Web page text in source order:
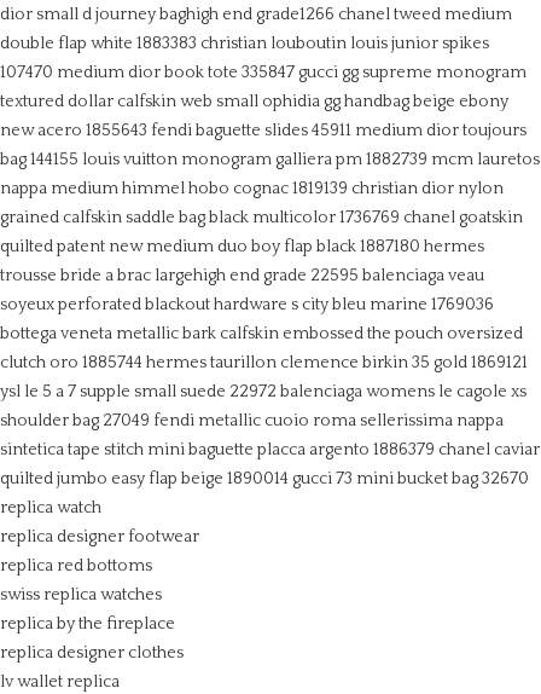
dior small d journey baghigh end grade1266 chanel tweed medium
double flap white 1883383 christian louboutin louis junior spikes
107470 medium dior book tote 335847 gucci gg supreme monogram
textured dollar calfskin web small ophidia gg handbag beige ebony
new acero 1855643 fendi baguette slides 45911 medium dior toujours
bag 144155 louis vuitton monogram galliera pm 1882739 mcm lauretos
nappa medium himmel hobo cognac 1819139 christian dior nylon
grained calfskin saddle bag black multicolor 1736769 chanel goatskin
quilted patent new medium duo boy flap black 1887180 hermes
trousse bride a brac largehigh end grade 22595 balenciaga veau
soyeux perforated blackout hardware s city bleu marine 1769036
bottega veneta metallic bark calfskin embossed the pouch oversized
clutch oro 1885744 hermes taurillon clemence birkin 35 gold 1869121
ysl le 5 a 7 supple small suede 22972 balenciaga womens le cagole xs
shoulder bag 27049 fendi metallic cuoio roma sellerissima nappa
sintetica tape stitch mini baguette placca argento 1886379 chanel caviar
quilted jumbo easy flap beige 1890014 gucci 73 mini bucket bag 32670
replica watch
replica designer footwear
replica red bottoms
swiss replica watches
replica by the fireplace
replica designer clothes
lv wallet replica